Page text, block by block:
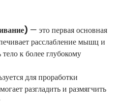
— это первая основная
расслабление мышц и
к более глубокому
для проработки
разгладить и размягчить